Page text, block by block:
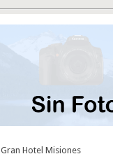
Gran Hotel Misiones